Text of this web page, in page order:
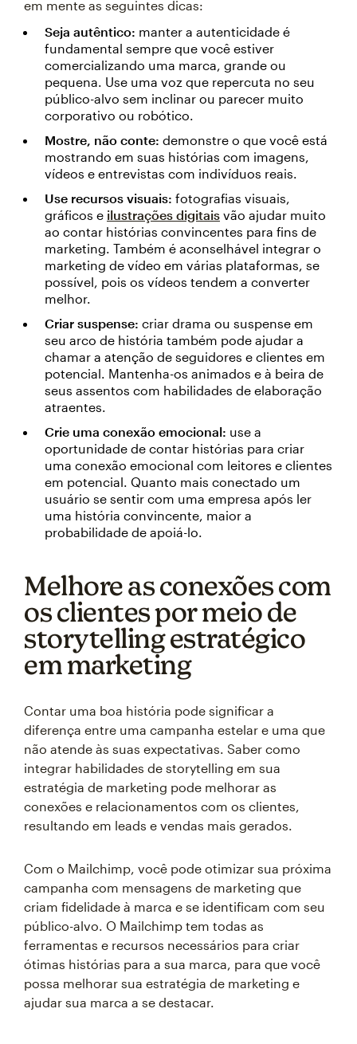
em mente as seguintes dicas:
Seja autêntico: manter a autenticidade é
fundamental sempre que você estiver
comercializando uma marca, grande ou
pequena. Use uma voz que repercuta no seu
público-alvo sem inclinar ou parecer muito
corporativo ou robótico.
Mostre, não conte: demonstre o que você está
mostrando em suas histórias com imagens,
vídeos e entrevistas com indivíduos reais.
Use recursos visuais: fotografias visuais,
gráficos e ilustrações digitais vão ajudar muito
ao contar histórias convincentes para fins de
marketing. Também é aconselhável integrar o
marketing de vídeo em várias plataformas, se
possível, pois os vídeos tendem a converter
melhor.
Criar suspense: criar drama ou suspense em
seu arco de história também pode ajudar a
chamar a atenção de seguidores e clientes em
potencial. Mantenha-os animados e à beira de
seus assentos com habilidades de elaboração
atraentes.
Crie uma conexão emocional: use a
oportunidade de contar histórias para criar
uma conexão emocional com leitores e clientes
em potencial. Quanto mais conectado um
usuário se sentir com uma empresa após ler
uma história convincente, maior a
probabilidade de apoiá-lo.
Melhore as conexões com
os clientes por meio de
storytelling estratégico
em marketing
Contar uma boa história pode significar a
diferença entre uma campanha estelar e uma que
não atende às suas expectativas. Saber como
integrar habilidades de storytelling em sua
estratégia de marketing pode melhorar as
conexões e relacionamentos com os clientes,
resultando em leads e vendas mais gerados.
Com o Mailchimp, você pode otimizar sua próxima
campanha com mensagens de marketing que
criam fidelidade à marca e se identificam com seu
público-alvo. O Mailchimp tem todas as
ferramentas e recursos necessários para criar
ótimas histórias para a sua marca, para que você
possa melhorar sua estratégia de marketing e
ajudar sua marca a se destacar.